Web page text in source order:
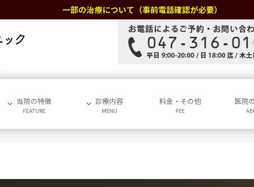
一部の治療について（事前電話確認が必要）
当院の特徴
FEATURE
診療内容
MENU
料金・その他
FEE
医院